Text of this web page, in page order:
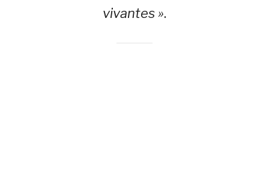
vivantes ».